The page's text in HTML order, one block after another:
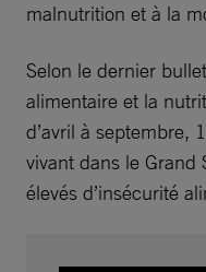
malnutrition et à la
Selon le dernier
alimentaire et la
d’avril à septembre,
vivant dans le Grand
élevés d’insécurité